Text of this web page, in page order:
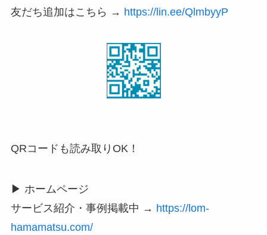
友だち追加はこちら → https://lin.ee/QlmbyyP
QRコードも読み取りOK！
▶ ホームページ
サービス紹介・事例掲載中 → https://lom-
hamamatsu.com/